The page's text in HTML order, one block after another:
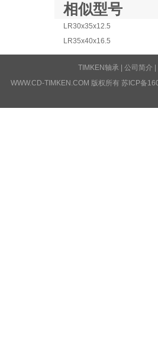
相似型号
LR30x35x12.5
LR35x40x16.5
TIMKEN轴承 公司简介
WWW.CD-TIMKEN.COM 版权所有 苏ICP备